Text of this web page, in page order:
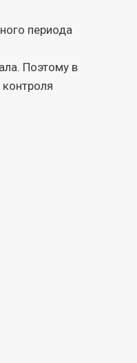
периода
Поэтому в